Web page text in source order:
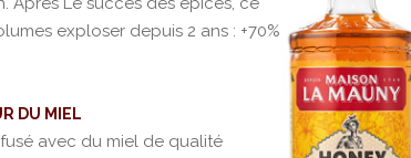
exploser depuis 2 ans : +70%
DU MIEL
avec du miel de qualité